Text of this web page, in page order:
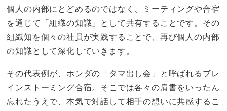
個人の内部にとどめるのではなく、ミーティングや合宿
を通じて「組織の知識」として共有することです。その
組織知を個々の社員が実践することで、再び個人の内部
の知識として深化していきます。
その代表例が、ホンダの「タマ出し会」と呼ばれるブレ
インストーミング合宿。そこでは各々の肩書をいったん
忘れたうえで、本気で対話して相手の想いに共感するこ